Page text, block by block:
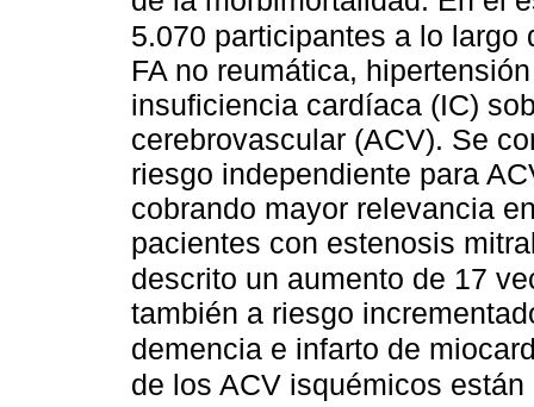
5.070 participantes a lo
FA no reumática,
insuficiencia cardíaca (IC)
cerebrovascular (ACV). Se
riesgo independiente para
cobrando mayor relevancia
pacientes con estenosis
descrito un aumento de 17
también a riesgo
demencia e infarto de
de los ACV isquémicos